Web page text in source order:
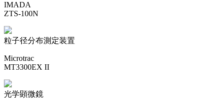
IMADA
ZTS-100N
粒子径分布測定装置
Microtrac
MT3300EX II
光学顕微鏡